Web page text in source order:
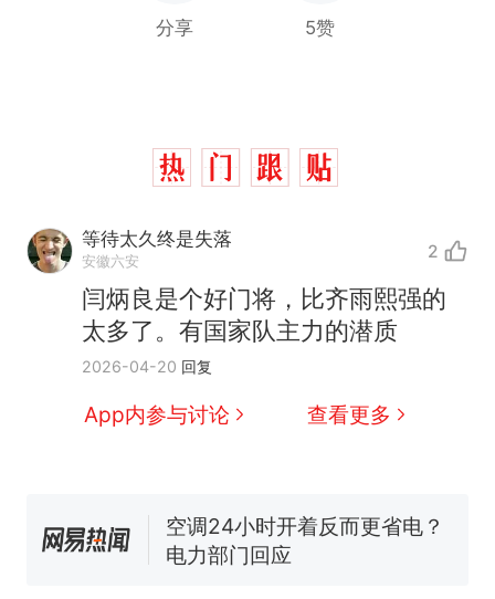
分享 5赞
等待太久终是失落
安徽六安 2
闫炳良是个好门将，比齐雨熙强的
太多了。有国家队主力的潜质
2026-04-20 回复
App内参与讨论 查看更多
那个在床头放菜刀的女孩，
因老师一句“跟我回家”改写了
人生
新 搬家报价570元，搬到楼下
空调24小时开着反而更省电？
电力部门回应